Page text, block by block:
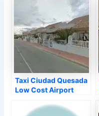
Taxi Ciudad Quesada
Low Cost Airport
Alicante